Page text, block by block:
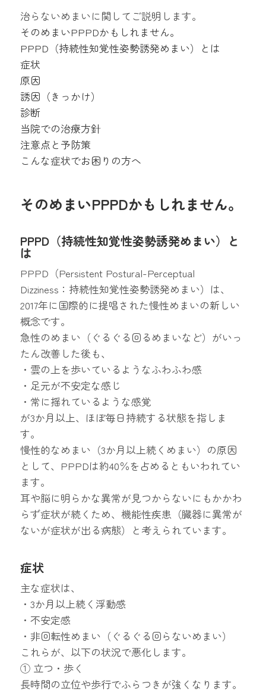
脳神経外科医としての経験をもとに、手術だけでな
く、患者さんとの対話を重ねて最適な医療へつなぐこ
とを大切に開業しました。とくに働く世代の支障とな
りやすい片頭痛をはじめとする頭痛診療に注力し、
MRI・CTによる即日検査で、皆さまの不安を迅速に解
消できるよう努めています。「誠実に、優しさをもっ
て、病気だけでなく人を診る」を理念としています。
治らないめまいに関してご説明します。
そのめまいPPPDかもしれません。
PPPD（持続性知覚性姿勢誘発めまい）とは
症状
原因
誘因（きっかけ）
診断
当院での治療方針
注意点と予防策
こんな症状でお困りの方へ
そのめまいPPPDかもしれません。
PPPD（持続性知覚性姿勢誘発めまい）と
は
PPPD（Persistent Postural-Perceptual
Dizziness：持続性知覚性姿勢誘発めまい）は、
2017年に国際的に提唱された慢性めまいの新しい
概念です。
急性のめまい（ぐるぐる回るめまいなど）がいっ
たん改善した後も、
・雲の上を歩いているようなふわふわ感
・足元が不安定な感じ
・常に揺れているような感覚
が3か月以上、ほぼ毎日持続する状態を指しま
す。
慢性的なめまい（3か月以上続くめまい）の原因
として、PPPDは約40％を占めるともいわれてい
ます。
耳や脳に明らかな異常が見つからないにもかかわ
らず症状が続くため、機能性疾患（臓器に異常が
ないが症状が出る病態）と考えられています。
症状
主な症状は、
・3か月以上続く浮動感
・不安定感
・非回転性めまい（ぐるぐる回らないめまい）
これらが、以下の状況で悪化します。
① 立つ・歩く
長時間の立位や歩行でふらつきが強くなります。